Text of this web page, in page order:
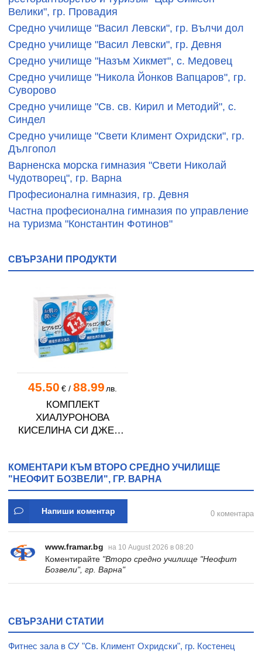
Велики", гр. Провадия
Средно училище "Васил Левски", гр. Вълчи дол
Средно училище "Васил Левски", гр. Девня
Средно училище "Назъм Хикмет", с. Медовец
Средно училище "Никола Йонков Вапцаров", гр.
Суворово
Средно училище "Св. св. Кирил и Методий", с.
Синдел
Средно училище "Свети Климент Охридски", гр.
Дългопол
Варненска морска гимназия "Свети Николай
Чудотворец", гр. Варна
Професионална гимназия, гр. Девня
Частна професионална гимназия по управление
на туризма "Константин Фотинов"
СВЪРЗАНИ ПРОДУКТИ
45.50 €/ 88.99 лв.
КОМПЛЕКТ
ХИАЛУРОНОВА
КИСЕЛИНА СИ ДЖЕЛИ
КОМЕНТАРИ КЪМ ВТОРО СРЕДНО УЧИЛИЩЕ
"НЕОФИТ БОЗВЕЛИ", ГР. ВАРНА
Напиши коментар 0 коментара
www.framar.bg на 10 August 2026 в 08:20
Коментирайте "Второ средно училище "Неофит
Бозвели", гр. Варна"
СВЪРЗАНИ СТАТИИ
Фитнес зала в СУ "Св. Климент Охридски", гр. Костенец